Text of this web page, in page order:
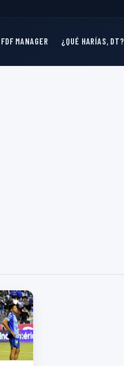
FDF MANAGER ¿QUÉ HARÍAS, DT?